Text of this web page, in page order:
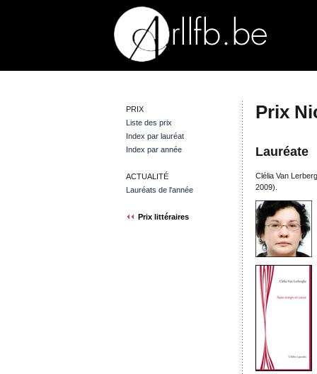
PRIX
Liste des prix
Index par lauréat
Index par année
ACTUALITÉ
Lauréats de l'année
Prix littéraires
Prix
Lauréate
Clélia Van
2009).